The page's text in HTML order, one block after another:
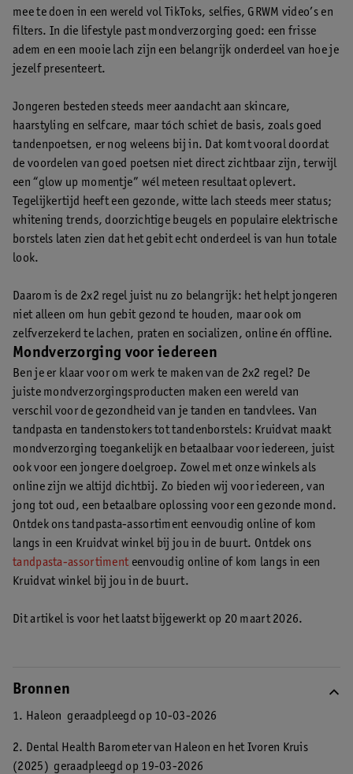
mee te doen in een wereld vol TikToks, selfies, GRWM video’s en
filters. In die lifestyle past mondverzorging goed: een frisse
adem en een mooie lach zijn een belangrijk onderdeel van hoe je
jezelf presenteert.
Jongeren besteden steeds meer aandacht aan skincare,
haarstyling en selfcare, maar tóch schiet de basis, zoals goed
tandenpoetsen, er nog weleens bij in. Dat komt vooral doordat
de voordelen van goed poetsen niet direct zichtbaar zijn, terwijl
een “glow up momentje” wél meteen resultaat oplevert.
Tegelijkertijd heeft een gezonde, witte lach steeds meer status;
whitening trends, doorzichtige beugels en populaire elektrische
borstels laten zien dat het gebit echt onderdeel is van hun totale
look.
Daarom is de 2x2 regel juist nu zo belangrijk: het helpt jongeren
niet alleen om hun gebit gezond te houden, maar ook om
zelfverzekerd te lachen, praten en socializen, online én offline.
Mondverzorging voor iedereen
Ben je er klaar voor om werk te maken van de 2x2 regel? De
juiste mondverzorgingsproducten maken een wereld van
verschil voor de gezondheid van je tanden en tandvlees. Van
tandpasta en tandenstokers tot tandenborstels: Kruidvat maakt
mondverzorging toegankelijk en betaalbaar voor iedereen, juist
ook voor een jongere doelgroep. Zowel met onze winkels als
online zijn we altijd dichtbij. Zo bieden wij voor iedereen, van
jong tot oud, een betaalbare oplossing voor een gezonde mond.
Ontdek ons tandpasta-assortiment eenvoudig online of kom
langs in een Kruidvat winkel bij jou in de buurt. Ontdek ons
tandpasta-assortimenteenvoudig online of kom langs in een
Kruidvat winkel bij jou in de buurt.
Dit artikel is voor het laatst bijgewerkt op 20 maart 2026.
Bronnen
1. Haleon geraadpleegd op 10-03-2026
2. Dental Health Barometer van Haleon en het Ivoren Kruis
(2025) geraadpleegd op 19-03-2026